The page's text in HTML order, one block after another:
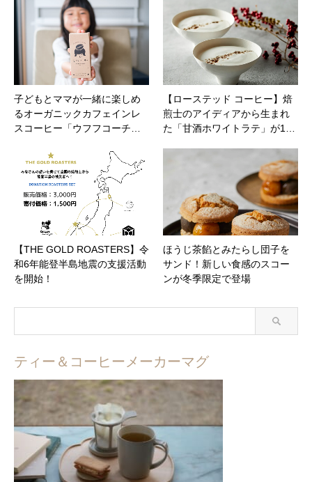
子どもとママが一緒に楽しめ
るオーガニックカフェインレ
スコーヒー​「ウフフコーチ…
【ローステッド コーヒー】焙
煎士のアイディアから生まれ
た​「甘酒ホワイトラテ」が1…
【THE GOLD ROASTERS】令
和6年能登半島地震の支援活動
を開始！
ほうじ茶餡とみたらし団子を
サンド！新しい食感のスコー
ンが冬季限定で登場
ティー＆コーヒーメーカーマグ